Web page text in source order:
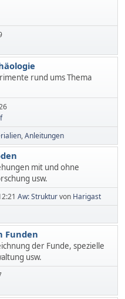
rund ums Thema
Anleitungen
mit und ohne
usw.
Aw: Strukturvon Harigast
Funden
der Funde, spezielle
usw.